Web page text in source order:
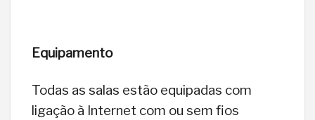
Equipamento
Todas as salas estão equipadas com
ligação à Internet com ou sem fios